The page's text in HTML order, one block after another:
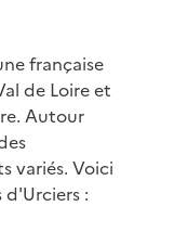
française
de Loire et
Autour
variés. Voici
d'Urciers :